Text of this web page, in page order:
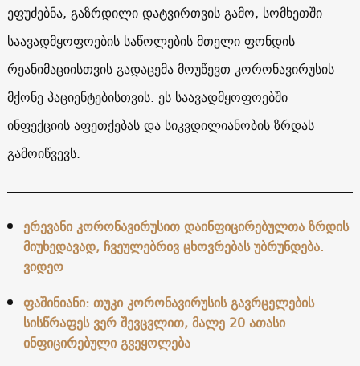
ეფუძებნა, გაზრდილი დატვირთვის გამო, სომხეთში
საავადმყოფოების საწოლების მთელი ფონდის
რეანიმაციისთვის გადაცემა მოუწევთ კორონავირუსის
მქონე პაციენტებისთვის. ეს საავადმყოფოებში
ინფექციის აფეთქებას და სიკვდილიანობის ზრდას
გამოიწვევს.
ერევანი კორონავირუსით დაინფიცირებულთა ზრდის
მიუხედავად, ჩვეულებრივ ცხოვრებას უბრუნდება.
ვიდეო
ფაშინიანი: თუკი კორონავირუსის გავრცელების
სისწრაფეს ვერ შევცვლით, მალე 20 ათასი
ინფიცირებული გვეყოლება